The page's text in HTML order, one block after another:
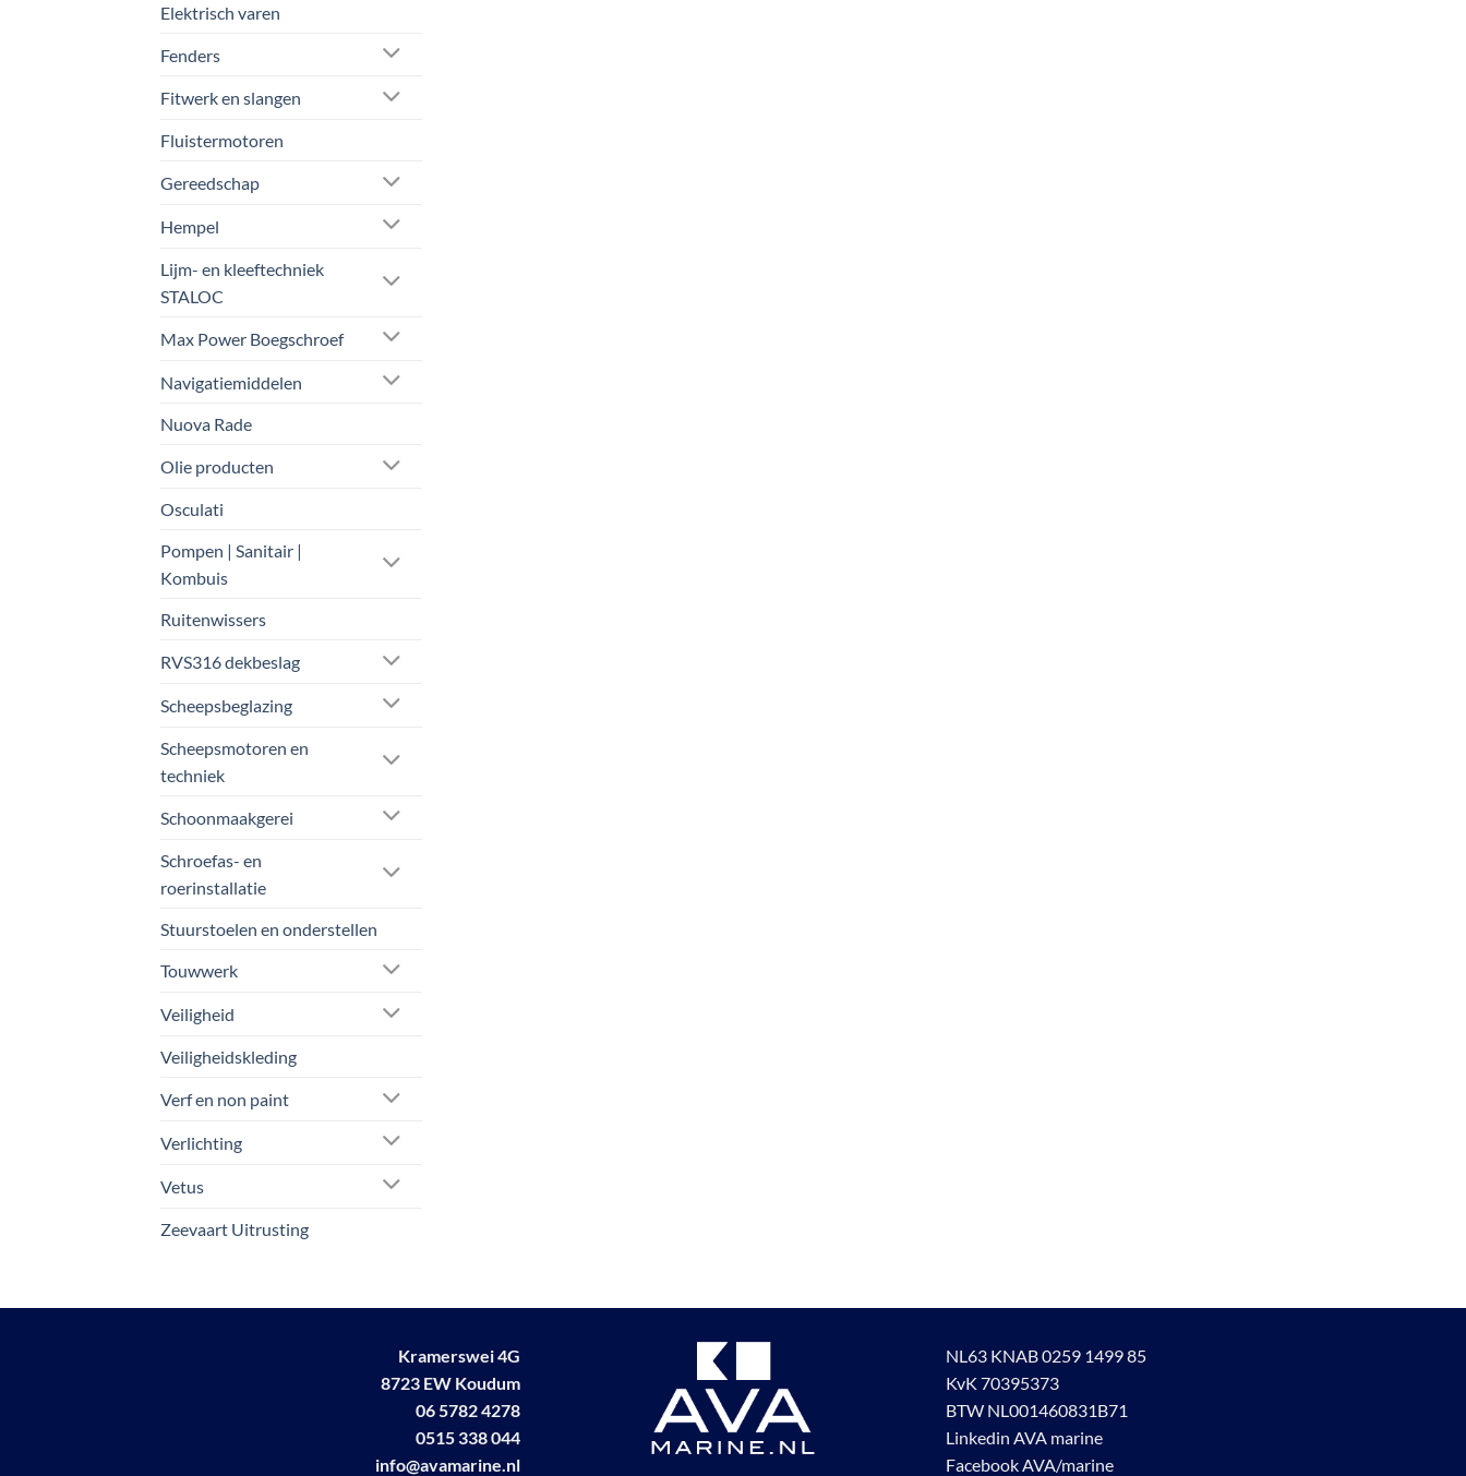
Elektrisch varen
Fenders
Fitwerk en slangen
Fluistermotoren
Gereedschap
Hempel
Lijm- en kleeftechniek
STALOC
Max Power Boegschroef
Navigatiemiddelen
Nuova Rade
Olie producten
Osculati
Pompen | Sanitair |
Kombuis
Ruitenwissers
RVS316 dekbeslag
Scheepsbeglazing
Scheepsmotoren en
techniek
Schoonmaakgerei
Schroefas- en
roerinstallatie
Stuurstoelen en onderstellen
Touwwerk
Veiligheid
Veiligheidskleding
Verf en non paint
Verlichting
Vetus
Zeevaart Uitrusting
Kramerswei 4G
8723 EW Koudum
06 5782 4278
0515 338 044
info@avamarine.nl
NL63 KNAB 0259 1499 85
KvK 70395373
BTW NL001460831B71
Linkedin AVA marine
Facebook AVA/marine